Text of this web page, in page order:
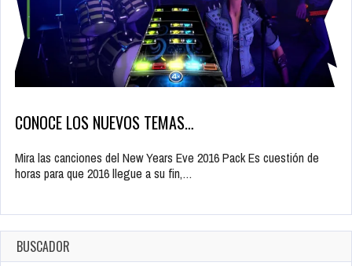
CONOCE LOS NUEVOS TEMAS…
Mira las canciones del New Years Eve 2016 Pack Es cuestión de
horas para que 2016 llegue a su fin,…
BUSCADOR